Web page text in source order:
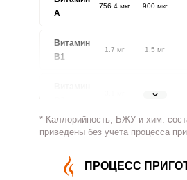
A
756.4 мкг 900 мкг
Витамин
В1
1.7 мг 1.5 мг
1.8 мг
Витамин
491.3 мг 500 мг
Витамин
* Каллорийность, БЖУ и хим.
приведены без учета процесса
ПРОЦЕСС